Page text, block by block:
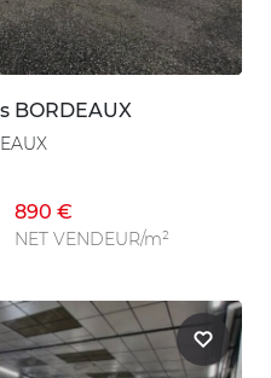
BORDEAUX
890 €
NET VENDEUR/m²